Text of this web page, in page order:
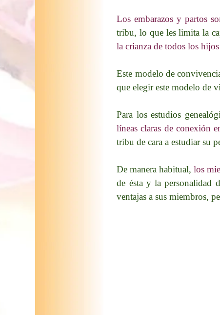
Los embarazos y partos
tribu, lo que les limita la
la crianza de todos los
Este modelo de
que elegir este modelo de
Para los estudios
líneas claras de conexión
tribu de cara a estudiar su
De manera habitual,los
de ésta y la personalidad
ventajas a sus miembros,